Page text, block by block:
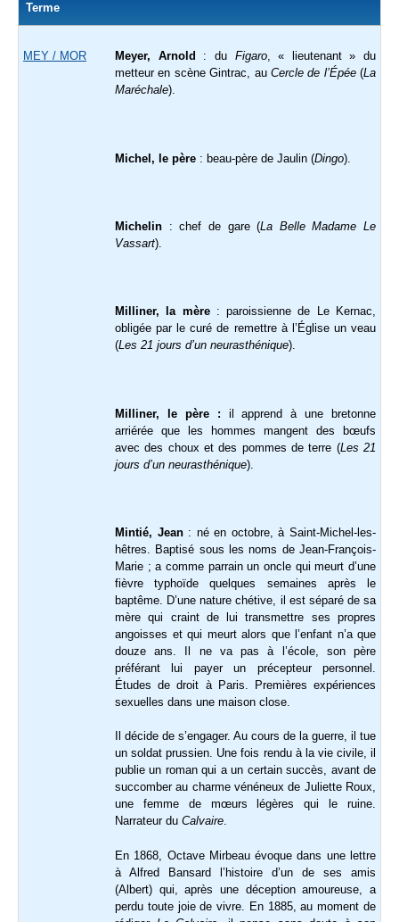
Terme
MEY / MOR Meyer, Arnold : du Figaro, « lieutenant » du
metteur en scène Gintrac, au Cercle de l’Épée (La
Maréchale).
Michel, le père : beau-père de Jaulin (Dingo).
Michelin : chef de gare (La Belle Madame Le
Vassart).
Milliner, la mère : paroissienne de Le Kernac,
obligée par le curé de remettre à l’Église un veau
(Les 21 jours d’un neurasthénique).
Milliner, le père : il apprend à une bretonne
arriérée que les hommes mangent des bœufs
avec des choux et des pommes de terre (Les 21
jours d’un neurasthénique).
Mintié, Jean: né en octobre, à Saint-Michel-les-
hêtres. Baptisé sous les noms de Jean-François-
Marie ; a comme parrain un oncle qui meurt d’une
fièvre typhoïde quelques semaines après le
baptême. D’une nature chétive, il est séparé de sa
mère qui craint de lui transmettre ses propres
angoisses et qui meurt alors que l’enfant n’a que
douze ans. Il ne va pas à l’école, son père
préférant lui payer un précepteur personnel.
Études de droit à Paris. Premières expériences
sexuelles dans une maison close.
Il décide de s’engager. Au cours de la guerre, il tue
un soldat prussien. Une fois rendu à la vie civile, il
publie un roman qui a un certain succès, avant de
succomber au charme vénéneux de Juliette Roux,
une femme de mœurs légères qui le ruine.
Narrateur du Calvaire.
En 1868, Octave Mirbeau évoque dans une lettre
à Alfred Bansard l’histoire d’un de ses amis
(Albert) qui, après une déception amoureuse, a
perdu toute joie de vivre. En 1885, au moment de